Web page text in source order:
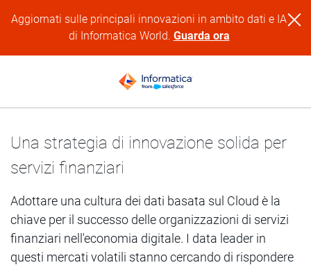
Aggiornati sulle principali innovazioni in ambito dati e IA
di Informatica World. Guarda ora
Una strategia di innovazione solida per
servizi finanziari
Adottare una cultura dei dati basata sul Cloud è la
chiave per il successo delle organizzazioni di servizi
finanziari nell'economia digitale. I data leader in
questi mercati volatili stanno cercando di rispondere